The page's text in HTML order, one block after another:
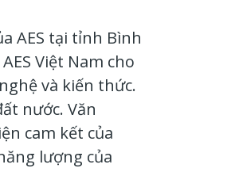
AES tại tỉnh Bình
Việt Nam cho
và kiến thức.
nước. Văn
cam kết của
lượng của